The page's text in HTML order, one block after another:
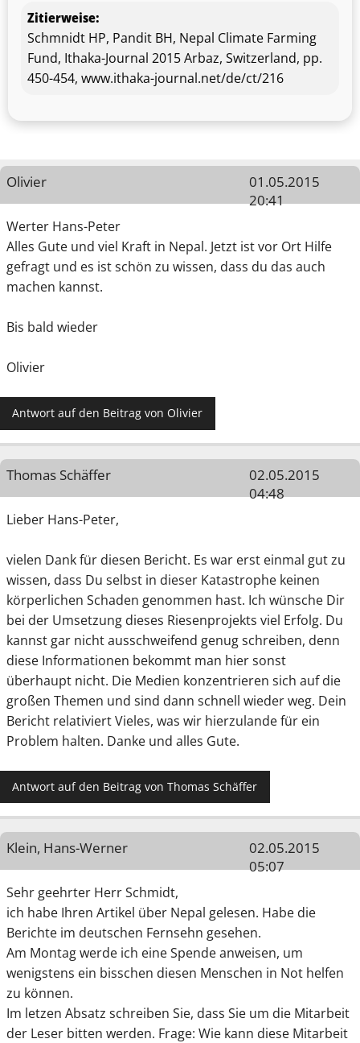
Zitierweise:
Schmnidt HP, Pandit BH, Nepal Climate Farming
Fund, Ithaka-Journal 2015 Arbaz, Switzerland, pp.
450-454, www.ithaka-journal.net/de/ct/216
Olivier
01.05.2015
20:41
Werter Hans-Peter
Alles Gute und viel Kraft in Nepal. Jetzt ist vor Ort Hilfe
gefragt und es ist schön zu wissen, dass du das auch
machen kannst.
Bis bald wieder
Olivier
Antwort auf den Beitrag von Olivier
Thomas Schäffer
02.05.2015
04:48
Lieber Hans-Peter,
vielen Dank für diesen Bericht. Es war erst einmal gut zu
wissen, dass Du selbst in dieser Katastrophe keinen
körperlichen Schaden genommen hast. Ich wünsche Dir
bei der Umsetzung dieses Riesenprojekts viel Erfolg. Du
kannst gar nicht ausschweifend genug schreiben, denn
diese Informationen bekommt man hier sonst
überhaupt nicht. Die Medien konzentrieren sich auf die
großen Themen und sind dann schnell wieder weg. Dein
Bericht relativiert Vieles, was wir hierzulande für ein
Problem halten. Danke und alles Gute.
Antwort auf den Beitrag von Thomas Schäffer
Klein, Hans-Werner
02.05.2015
05:07
Sehr geehrter Herr Schmidt,
ich habe Ihren Artikel über Nepal gelesen. Habe die
Berichte im deutschen Fernsehn gesehen.
Am Montag werde ich eine Spende anweisen, um
wenigstens ein bisschen diesen Menschen in Not helfen
zu können.
Im letzen Absatz schreiben Sie, dass Sie um die Mitarbeit
der Leser bitten werden. Frage: Wie kann diese Mitarbeit